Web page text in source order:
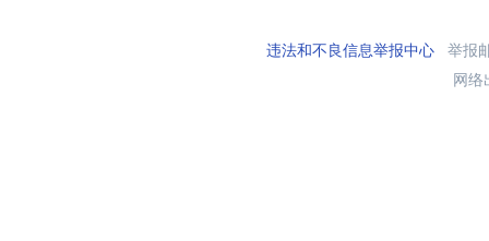
违法和不良信息举报中心举报
网